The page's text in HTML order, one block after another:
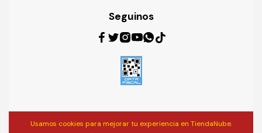
Seguinos
Usamos cookies para mejorar tu experiencia en TiendaNube.